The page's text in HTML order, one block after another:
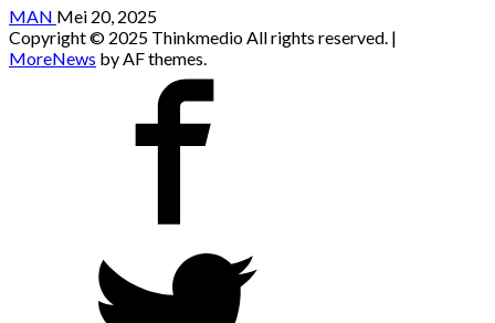
MAN Mei 20, 2025
Copyright © 2025 Thinkmedio All rights reserved. |
MoreNews by AF themes.